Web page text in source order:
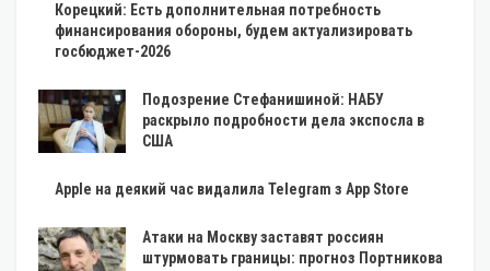
Корецкий: Есть дополнительная потребность
финансирования обороны, будем актуализировать
госбюджет-2026
Подозрение Стефанишиной: НАБУ
раскрыло подробности дела экспосла в
США
Apple на деякий час видалила Telegram з App Store
Атаки на Москву заставят россиян
штурмовать границы: прогноз Портникова